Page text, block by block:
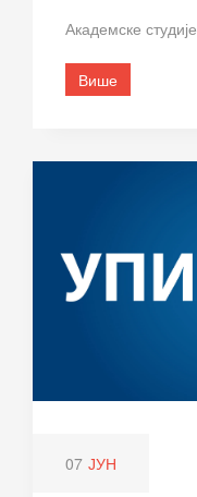
Академске студије
Више
07 ЈУН